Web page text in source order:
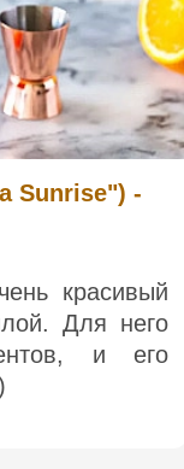
Sunrise") -
красивый
Для него
и его